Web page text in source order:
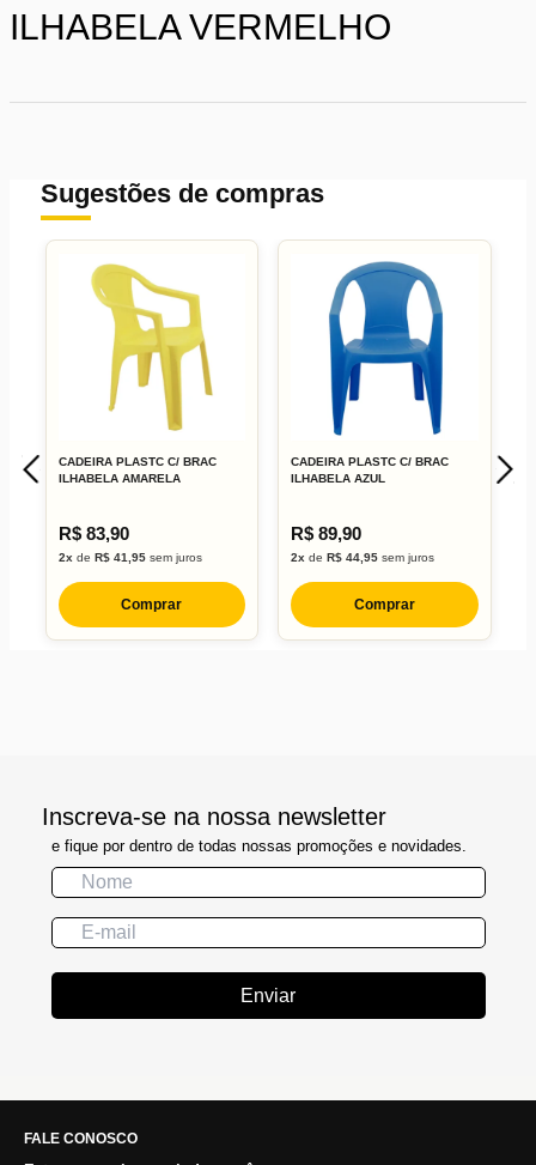
ILHABELA VERMELHO
Sugestões de compras
CADEIRA PLASTC C/ BRAC
ILHABELA AMARELA
R$ 83,90
2x de R$ 41,95sem juros
Comprar
CADEIRA PLASTC C/ BRAC
ILHABELA AZUL
R$ 89,90
2x deR$ 44,95 sem juros
Comprar
Inscreva-se na nossa newsletter
e fique por dentro de todas nossas promoções e novidades.
Enviar
FALE CONOSCO